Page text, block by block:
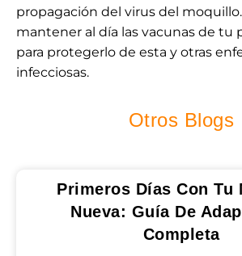
propagación del virus del
mantener al día las vacunas de tu
para protegerlo de esta y otras
infecciosas.
Otros Blogs
Primeros Días Con Tu
Nueva: Guía De
Completa